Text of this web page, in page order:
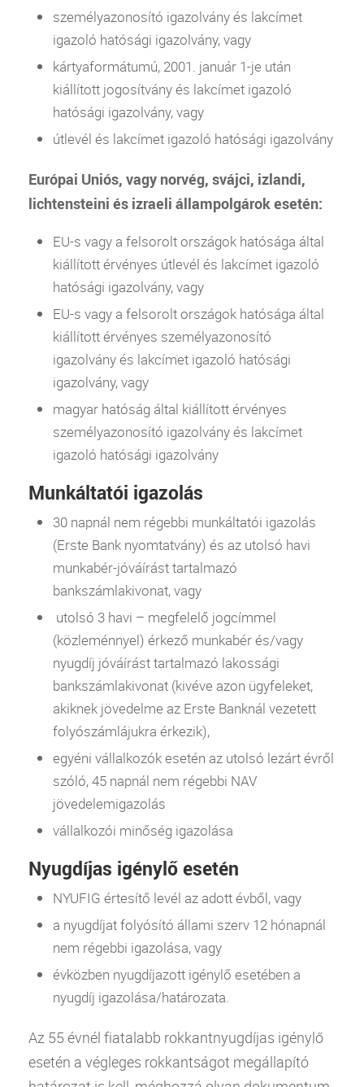
személyazonosító igazolvány és lakcímet
igazoló hatósági igazolvány, vagy
kártyaformátumú, 2001. január 1-je után
kiállított jogosítvány és lakcímet igazoló
hatósági igazolvány, vagy
útlevél és lakcímet igazoló hatósági igazolvány
Európai Uniós, vagy norvég, svájci, izlandi,
lichtensteini és izraeli állampolgárok esetén:
EU-s vagy a felsorolt országok hatósága által
kiállított érvényes útlevél és lakcímet igazoló
hatósági igazolvány, vagy
EU-s vagy a felsorolt országok hatósága által
kiállított érvényes személyazonosító
igazolvány és lakcímet igazoló hatósági
igazolvány, vagy
magyar hatóság által kiállított érvényes
személyazonosító igazolvány és lakcímet
igazoló hatósági igazolvány
Munkáltatói igazolás
30 napnál nem régebbi munkáltatói igazolás
(Erste Bank nyomtatvány) és az utolsó havi
munkabér-jóváírást tartalmazó
bankszámlakivonat, vagy
utolsó 3 havi – megfelelő jogcímmel
(közleménnyel) érkező munkabér és/vagy
nyugdíj jóváírást tartalmazó lakossági
bankszámlakivonat (kivéve azon ügyfeleket,
akiknek jövedelme az Erste Banknál vezetett
folyószámlájukra érkezik),
egyéni vállalkozók esetén az utolsó lezárt évről
szóló, 45 napnál nem régebbi NAV
jövedelemigazolás
vállalkozói minőség igazolása
Nyugdíjas igénylőesetén
NYUFIG értesítő levél az adott évből, vagy
a nyugdíjat folyósító állami szerv 12 hónapnál
nem régebbi igazolása, vagy
évközben nyugdíjazott igénylő esetében a
nyugdíj igazolása/határozata.
Az 55 évnél fiatalabb rokkantnyugdíjas igénylő
esetén a végleges rokkantságot megállapító